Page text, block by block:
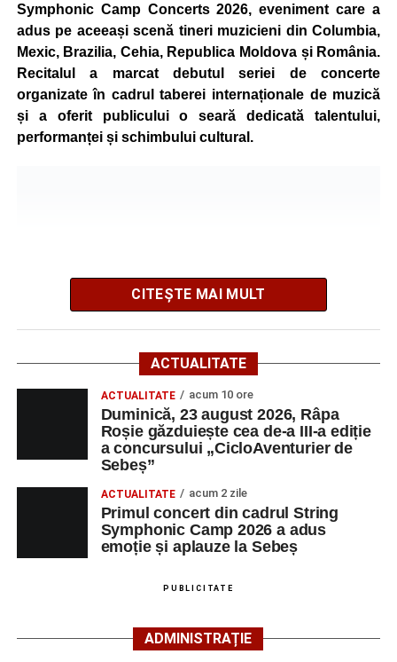
oferite de partenerii evenimentului.
Înaintea zilei de concurs, participanții își vor putea ridica
vor putea înscrie direct la competiție în cadrul Punctului
Oficial de Înscrieri și Informații (Race Office), care va
funcționa după următorul program:
Roșie, unde vor avea loc și antrenamente libere pe
traseul de concurs.
Startul competiției va fi dat duminică, 23 august 2026, la
ora 10:00, la Râpa Roșie.
Înscrierile online sunt deschise până în 22 august 2026 și
pot fi efectuate pe site-ulwww.cicloaventura.ro.
Adaugă-ne ca sursă preferată
Urmărește-ne pe Google News
Primăria Sebeș a decis să reducă intensitatea
Symphonic Camp Concerts 2026, eveniment care a
adus pe aceeași scenă tineri muzicieni din Columbia,
Mexic, Brazilia, Cehia, Republica Moldova și România.
Recitalul a marcat debutul seriei de concerte
organizate în cadrul taberei internaționale de muzică
și a oferit publicului o seară dedicată talentului,
performanței și schimbului cultural.
String Symphonic Camp 2026 reunește tineri
instrumentiști din 6 țări, alături de voluntari și foști elevi ai
participă, timp de o săptămână, la cursuri de
perfecționare, repetiții și activități artistice desfășurate sub
îndrumarea unor profesori și mentori.
CITEȘTE MAI MULT
ACTUALITATE
ACTUALITATE acum 10 ore
Duminică, 23 august 2026, Râpa
Roșie găzduiește cea de-a III-a ediție
a concursului „CicloAventurier de
Sebeș”
ACTUALITATE acum 2 zile
Primul concert din cadrul String
Symphonic Camp 2026 a adus
emoție și aplauze la Sebeș
PUBLICITATE
ADMINISTRAȚIE